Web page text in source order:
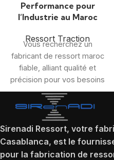
Performance pour
l’Industrie au Maroc
Ressort Traction
Vous recherchez un
fabricant de ressort maroc
fiable, alliant qualité et
précision pour vos besoins
industriels ? Notre
entreprise basée au
Sirenadi Ressort, votre
Casablanca, est le
pour la fabrication de